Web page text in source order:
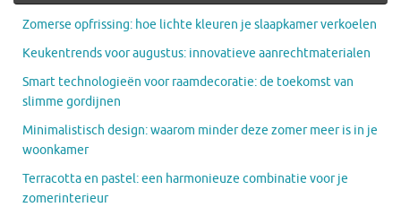
Zomerse opfrissing: hoe lichte kleuren je slaapkamer verkoelen
Keukentrends voor augustus: innovatieve aanrechtmaterialen
Smart technologieën voor raamdecoratie: de toekomst van
slimme gordijnen
Minimalistisch design: waarom minder deze zomer meer is in je
woonkamer
Terracotta en pastel: een harmonieuze combinatie voor je
zomerinterieur